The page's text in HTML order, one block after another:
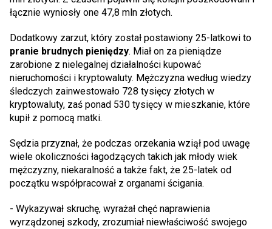
łącznie wyniosły one 47,8 mln złotych.
Dodatkowy zarzut, który został postawiony 25-latkowi to
pranie brudnych pieniędzy. Miał on za pieniądze
zarobione z nielegalnej działalności kupować
nieruchomości i kryptowaluty. Mężczyzna według wiedzy
śledczych zainwestowało 728 tysięcy złotych w
kryptowaluty, zaś ponad 530 tysięcy w mieszkanie, które
kupił z pomocą matki.
Sędzia przyznał, że podczas orzekania wziął pod uwagę
wiele okoliczności łagodzących takich jak młody wiek
mężczyzny, niekaralność a także fakt, że 25-latek od
początku współpracował z organami ścigania.
- Wykazywał skruchę, wyrażał chęć naprawienia
wyrządzonej szkody, zrozumiał niewłaściwość swojego